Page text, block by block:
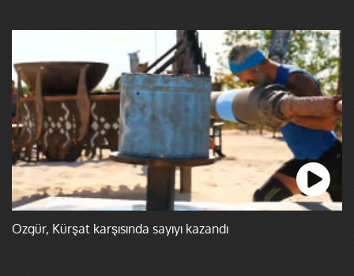
Özgür, Kürşat karşısında sayıyı kazandı